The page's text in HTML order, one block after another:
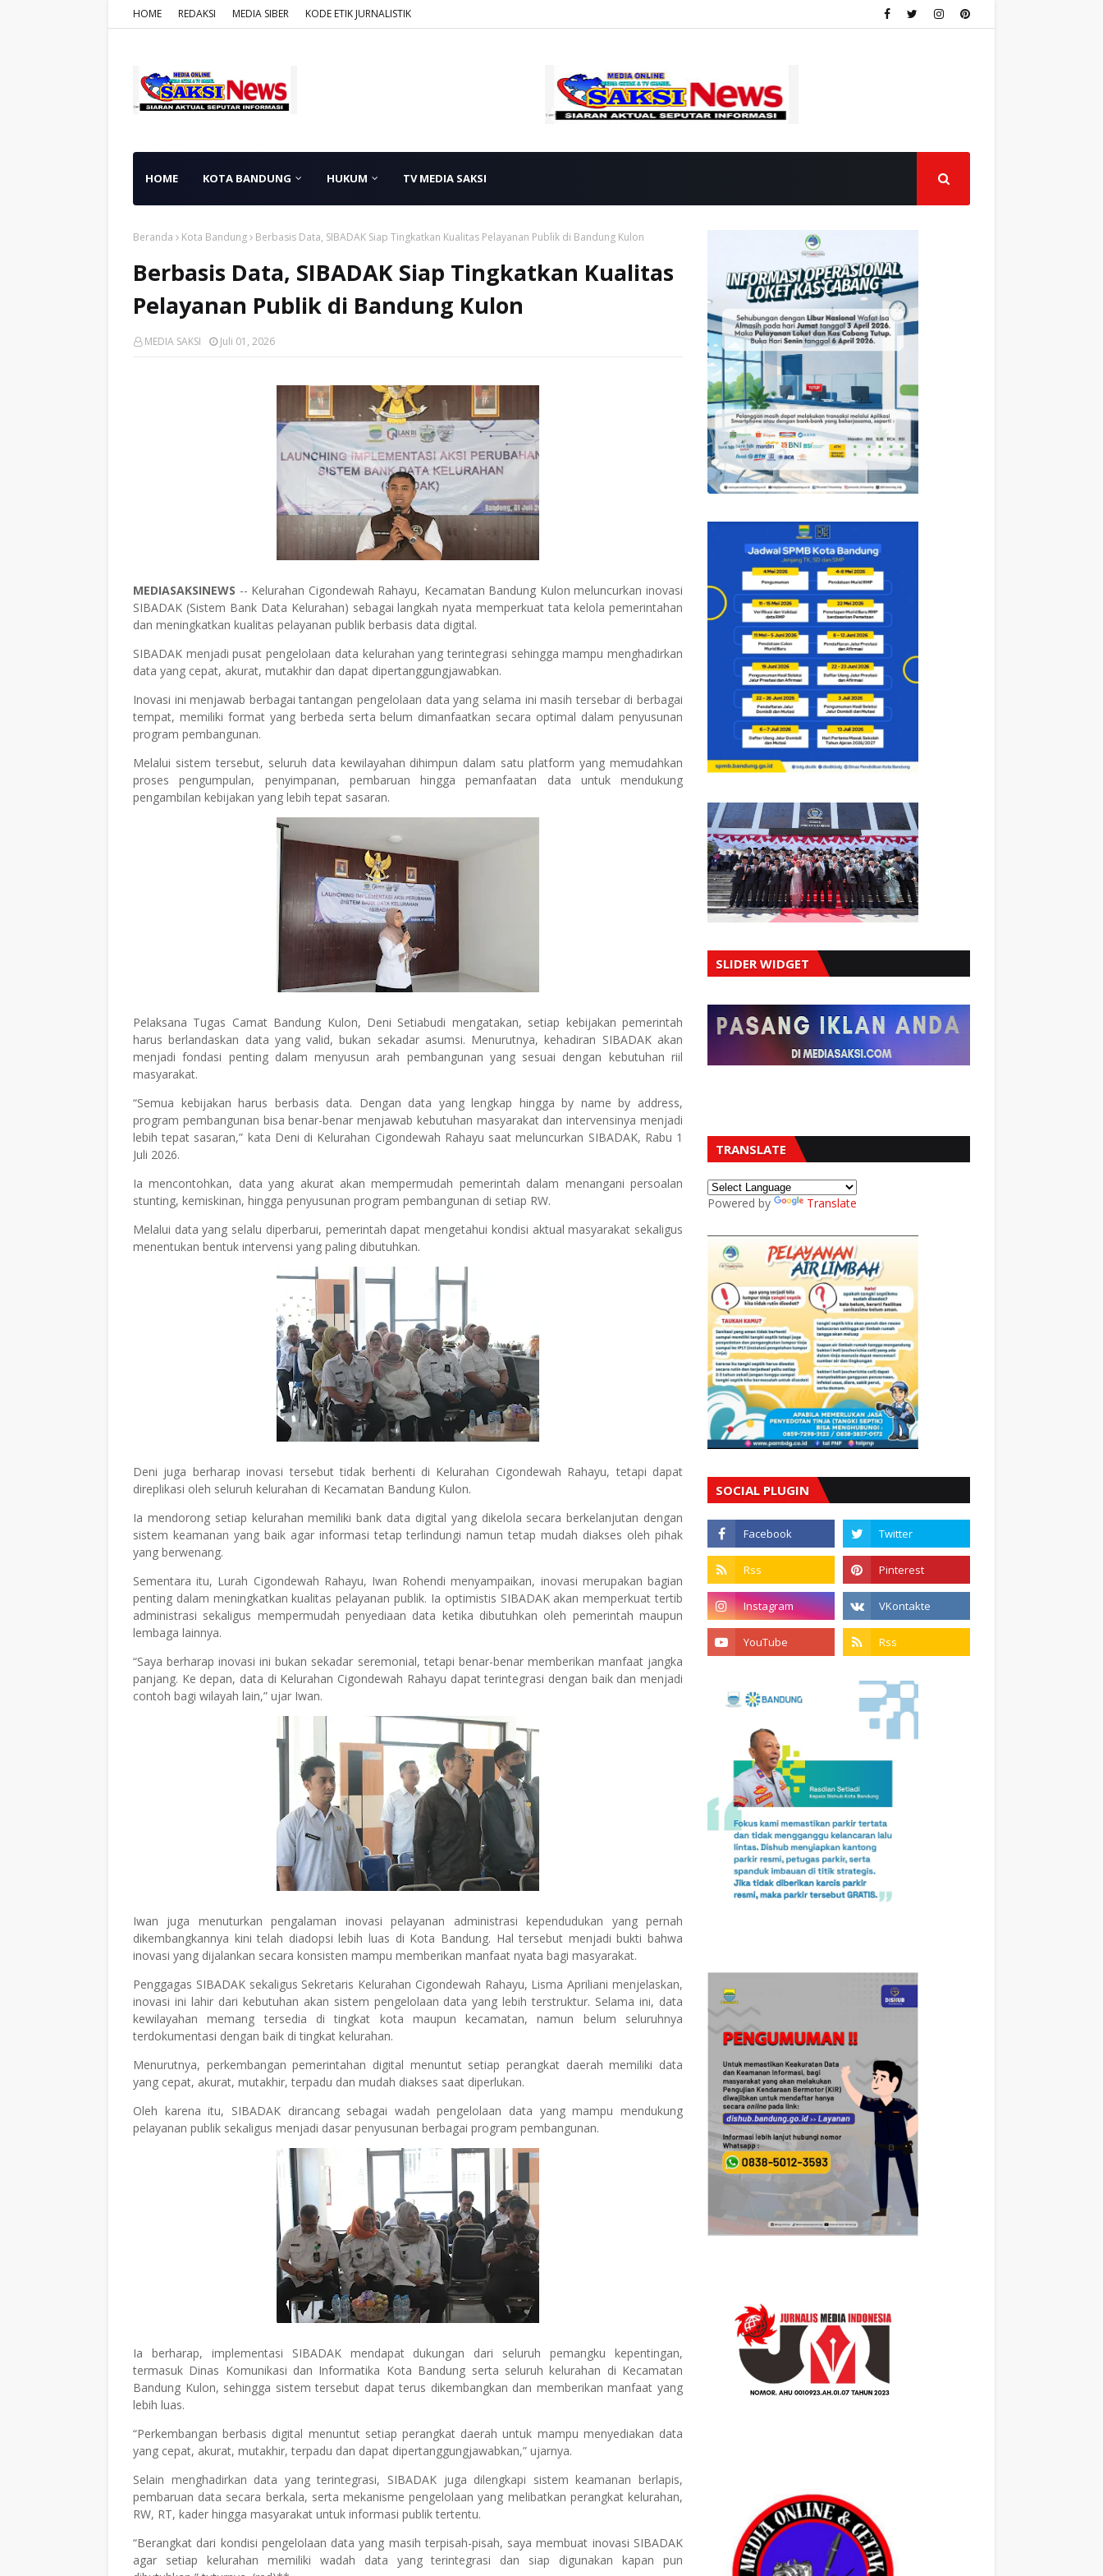
HOME REDAKSI MEDIA SIBER KODE ETIK JURNALISTIK
HOME KOTA BANDUNG HUKUM TV MEDIA SAKSI
Beranda Kota Bandung Berbasis Data, SIBADAK Siap Tingkatkan Kualitas Pelayanan Publik di Bandung Kulon
Berbasis Data, SIBADAK Siap Tingkatkan Kualitas
Pelayanan Publik di Bandung Kulon
MEDIA SAKSI Juli 01, 2026
MEDIASAKSINEWS -- Kelurahan Cigondewah Rahayu, Kecamatan Bandung Kulon meluncurkan inovasi
SIBADAK (Sistem Bank Data Kelurahan) sebagai langkah nyata memperkuat tata kelola pemerintahan
dan meningkatkan kualitas pelayanan publik berbasis data digital.
SIBADAK menjadi pusat pengelolaan data kelurahan yang terintegrasi sehingga mampu menghadirkan
data yang cepat, akurat, mutakhir dan dapat dipertanggungjawabkan.
Inovasi ini menjawab berbagai tantangan pengelolaan data yang selama ini masih tersebar di berbagai
tempat, memiliki format yang berbeda serta belum dimanfaatkan secara optimal dalam penyusunan
program pembangunan.
Melalui sistem tersebut, seluruh data kewilayahan dihimpun dalam satu platform yang memudahkan
proses pengumpulan, penyimpanan, pembaruan hingga pemanfaatan data untuk mendukung
pengambilan kebijakan yang lebih tepat sasaran.
Pelaksana Tugas Camat Bandung Kulon, Deni Setiabudi mengatakan, setiap kebijakan pemerintah
harus berlandaskan data yang valid, bukan sekadar asumsi. Menurutnya, kehadiran SIBADAK akan
menjadi fondasi penting dalam menyusun arah pembangunan yang sesuai dengan kebutuhan riil
masyarakat.
“Semua kebijakan harus berbasis data. Dengan data yang lengkap hingga by name by address,
program pembangunan bisa benar-benar menjawab kebutuhan masyarakat dan intervensinya menjadi
lebih tepat sasaran,” kata Deni di Kelurahan Cigondewah Rahayu saat meluncurkan SIBADAK, Rabu 1
Juli 2026.
Ia mencontohkan, data yang akurat akan mempermudah pemerintah dalam menangani persoalan
stunting, kemiskinan, hingga penyusunan program pembangunan di setiap RW.
Melalui data yang selalu diperbarui, pemerintah dapat mengetahui kondisi aktual masyarakat sekaligus
menentukan bentuk intervensi yang paling dibutuhkan.
Deni juga berharap inovasi tersebut tidak berhenti di Kelurahan Cigondewah Rahayu, tetapi dapat
direplikasi oleh seluruh kelurahan di Kecamatan Bandung Kulon.
Ia mendorong setiap kelurahan memiliki bank data digital yang dikelola secara berkelanjutan dengan
sistem keamanan yang baik agar informasi tetap terlindungi namun tetap mudah diakses oleh pihak
yang berwenang.
Sementara itu, Lurah Cigondewah Rahayu, Iwan Rohendi menyampaikan, inovasi merupakan bagian
penting dalam meningkatkan kualitas pelayanan publik. Ia optimistis SIBADAK akan memperkuat tertib
administrasi sekaligus mempermudah penyediaan data ketika dibutuhkan oleh pemerintah maupun
lembaga lainnya.
“Saya berharap inovasi ini bukan sekadar seremonial, tetapi benar-benar memberikan manfaat jangka
panjang. Ke depan, data di Kelurahan Cigondewah Rahayu dapat terintegrasi dengan baik dan menjadi
contoh bagi wilayah lain,” ujar Iwan.
Iwan juga menuturkan pengalaman inovasi pelayanan administrasi kependudukan yang pernah
dikembangkannya kini telah diadopsi lebih luas di Kota Bandung. Hal tersebut menjadi bukti bahwa
inovasi yang dijalankan secara konsisten mampu memberikan manfaat nyata bagi masyarakat.
Penggagas SIBADAK sekaligus Sekretaris Kelurahan Cigondewah Rahayu, Lisma Apriliani menjelaskan,
inovasi ini lahir dari kebutuhan akan sistem pengelolaan data yang lebih terstruktur. Selama ini, data
kewilayahan memang tersedia di tingkat kota maupun kecamatan, namun belum seluruhnya
terdokumentasi dengan baik di tingkat kelurahan.
Menurutnya, perkembangan pemerintahan digital menuntut setiap perangkat daerah memiliki data
yang cepat, akurat, mutakhir, terpadu dan mudah diakses saat diperlukan.
Oleh karena itu, SIBADAK dirancang sebagai wadah pengelolaan data yang mampu mendukung
pelayanan publik sekaligus menjadi dasar penyusunan berbagai program pembangunan.
Ia berharap, implementasi SIBADAK mendapat dukungan dari seluruh pemangku kepentingan,
termasuk Dinas Komunikasi dan Informatika Kota Bandung serta seluruh kelurahan di Kecamatan
Bandung Kulon, sehingga sistem tersebut dapat terus dikembangkan dan memberikan manfaat yang
lebih luas.
“Perkembangan berbasis digital menuntut setiap perangkat daerah untuk mampu menyediakan data
yang cepat, akurat, mutakhir, terpadu dan dapat dipertanggungjawabkan,” ujarnya.
Selain menghadirkan data yang terintegrasi, SIBADAK juga dilengkapi sistem keamanan berlapis,
pembaruan data secara berkala, serta mekanisme pengelolaan yang melibatkan perangkat kelurahan,
RW, RT, kader hingga masyarakat untuk informasi publik tertentu.
“Berangkat dari kondisi pengelolaan data yang masih terpisah-pisah, saya membuat inovasi SIBADAK
agar setiap kelurahan memiliki wadah data yang terintegrasi dan siap digunakan kapan pun
SLIDER WIDGET
TRANSLATE
Powered by Translate
SOCIAL PLUGIN